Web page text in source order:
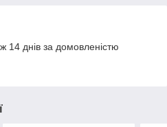
14 днів за домовленістю